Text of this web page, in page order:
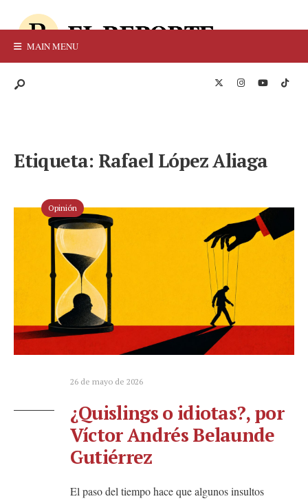
MAIN MENU
Etiqueta: Rafael López Aliaga
Opinión
26 de mayo de 2026
¿Quislings o idiotas?, por
Víctor Andrés Belaunde
Gutiérrez
El paso del tiempo hace que algunos insultos